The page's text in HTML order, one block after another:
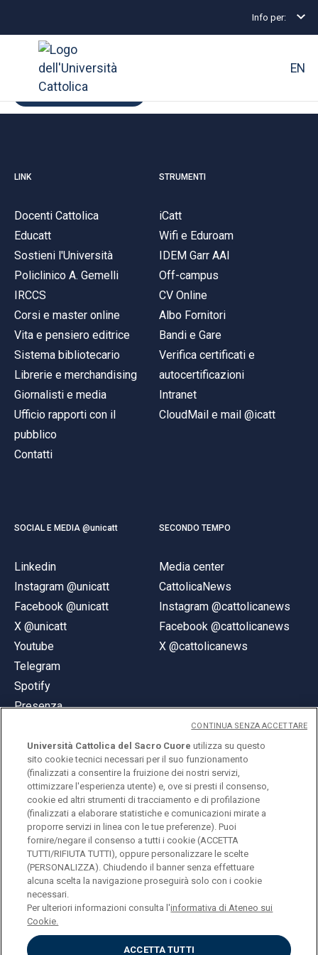
Info per:
Ateneo
Facoltà e campus
ACCEDI ALLA MAIL ICATT
SEI UN DOCENTE O UN MEMBRO DELLO STAFF
EN
Siamo spiacenti, la pagina che
cerchi è inesistente
TORNA ALLA HOMEPAGE
LINK
Docenti Cattolica
Educatt
Sostieni l'Università
Policlinico A. Gemelli
IRCCS
Corsi e master online
Vita e pensiero editrice
Sistema bibliotecario
Librerie e merchandising
Giornalisti e media
Ufficio rapporti con il
pubblico
Contatti
STRUMENTI
iCatt
Wifi e Eduroam
IDEM Garr AAI
Off-campus
CV Online
Albo Fornitori
Bandi e Gare
Verifica certificati e
autocertificazioni
Intranet
CloudMail e mail @icatt
SOCIAL E MEDIA @unicatt
Linkedin
Instagram @unicatt
Facebook @unicatt
X @unicatt
Youtube
Telegram
Spotify
Presenza
SECONDO TEMPO
Media center
CattolicaNews
Instagram @cattolicanews
Facebook @cattolicanews
X @cattolicanews
© Università Cattolica del Sacro Cuore
Largo A. Gemelli 1, 20123 Milano
PI 02133120150
ENGLISH
Università Cattolica del Sacro Cuore utilizza su questo
sito cookie tecnici necessari per il suo funzionamento
(finalizzati a consentire la fruizione dei nostri servizi,
ottimizzare l'esperienza utente) e, ove si presti il consenso,
cookie ed altri strumenti di tracciamento e di profilazione
(finalizzati a elaborare statistiche e comunicazioni mirate a
proporre servizi in linea con le tue preferenze). Puoi
fornire/negare il consenso a tutti i cookie (ACCETTA
TUTTI/RIFIUTA TUTTI), oppure personalizzare le scelte
(PERSONALIZZA). Chiudendo il banner senza effettuare
alcuna scelta la navigazione proseguirà solo con i cookie
necessari.
Per ulteriori informazioni consulta l'informativa di Ateneo sui
Cookie.
ACCETTA TUTTI
CONTINUA SENZA ACCETTARE